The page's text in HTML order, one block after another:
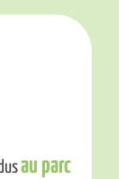
au parc